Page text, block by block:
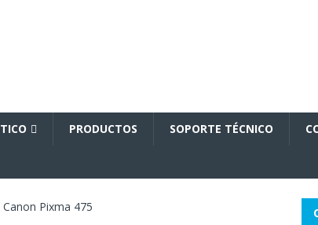
PRODUCTOS SOPORTE TÉCNICO
Pixma 475